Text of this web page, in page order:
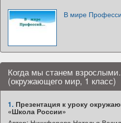
В мире
Когда мы станем
(окружающего мир, 1 класс)
1. Презентация к уроку
«Школа России»